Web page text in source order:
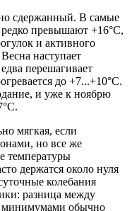
сдержанный. В самые
превышают +16°C,
и активного
наступает
перешагивает
до +7...+10°C.
и уже к ноябрю
мягкая, если
но все же
температуры
держатся около нуля
колебания
разница между
обычно